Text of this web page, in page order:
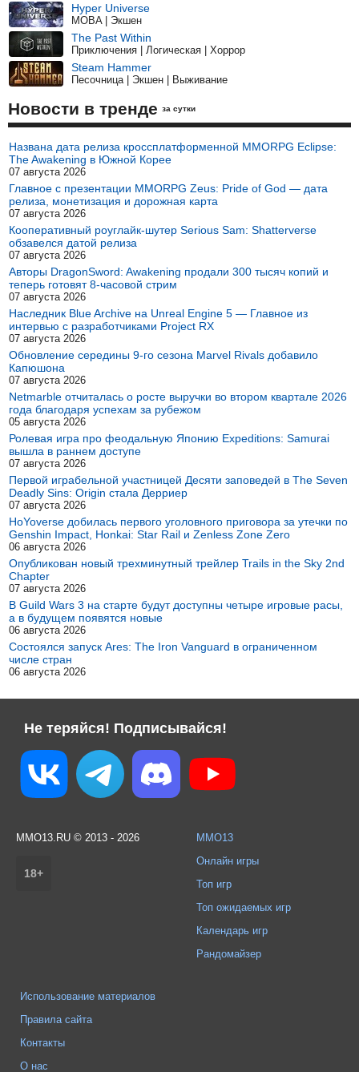
Hyper Universe
MOBA | Экшен
The Past Within
Приключения | Логическая | Хоррор
Steam Hammer
Песочница | Экшен | Выживание
Новости в тренде за сутки
Названа дата релиза кроссплатформенной MMORPG Eclipse:
The Awakening в Южной Корее
07 августа 2026
Главное с презентации MMORPG Zeus: Pride of God — дата
релиза, монетизация и дорожная карта
07 августа 2026
Кооперативный роуглайк-шутер Serious Sam: Shatterverse
обзавелся датой релиза
07 августа 2026
Авторы DragonSword: Awakening продали 300 тысяч копий и
теперь готовят 8-часовой стрим
07 августа 2026
Наследник Blue Archive на Unreal Engine 5 — Главное из
интервью с разработчиками Project RX
07 августа 2026
Обновление середины 9-го сезона Marvel Rivals добавило
Капюшона
07 августа 2026
Netmarble отчиталась о росте выручки во втором квартале 2026
года благодаря успехам за рубежом
05 августа 2026
Ролевая игра про феодальную Японию Expeditions: Samurai
вышла в раннем доступе
07 августа 2026
Первой играбельной участницей Десяти заповедей в The Seven
Deadly Sins: Origin стала Дерриер
07 августа 2026
HoYoverse добилась первого уголовного приговора за утечки по
Genshin Impact, Honkai: Star Rail и Zenless Zone Zero
06 августа 2026
Опубликован новый трехминутный трейлер Trails in the Sky 2nd
Chapter
07 августа 2026
В Guild Wars 3 на старте будут доступны четыре игровые расы,
а в будущем появятся новые
06 августа 2026
Состоялся запуск Ares: The Iron Vanguard в ограниченном
числе стран
06 августа 2026
Не теряйся! Подписывайся!
MMO13.RU © 2013 - 2026
18+
MMO13
Онлайн игры
Топ игр
Топ ожидаемых игр
Календарь игр
Рандомайзер
Использование материалов
Правила сайта
Контакты
О нас